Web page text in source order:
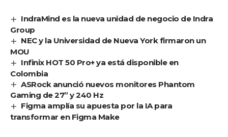
IndraMind es la nueva unidad de negocio de Indra
Group
NEC y la Universidad de Nueva York firmaron un
MOU
Infinix HOT 50 Pro+ ya está disponible en
Colombia
ASRock anunció nuevos monitores Phantom
Gaming de 27” y 240 Hz
Figma amplía su apuesta por la IA para
transformar en Figma Make